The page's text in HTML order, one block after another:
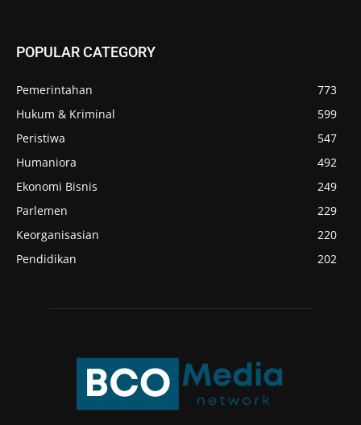
POPULAR CATEGORY
Pemerintahan
773
Hukum & Kriminal
599
Peristiwa
547
Humaniora
492
Ekonomi Bisnis
249
Parlemen
229
Keorganisasian
220
Pendidikan
202